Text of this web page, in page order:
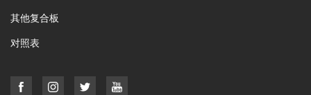
其他复合板
对照表